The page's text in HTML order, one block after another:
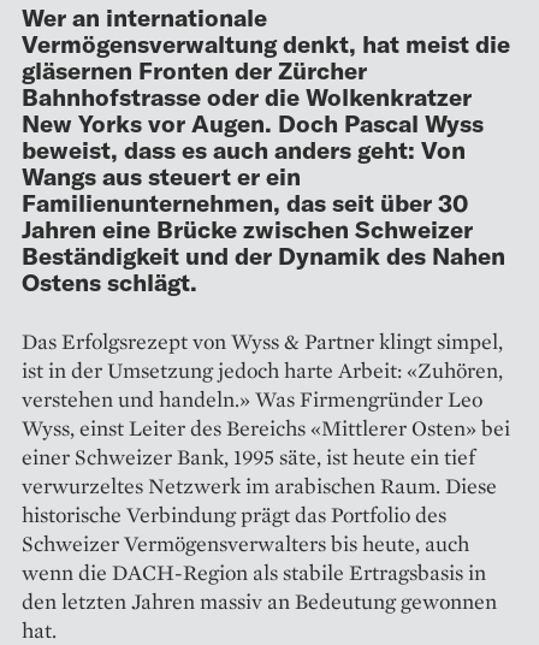
Wer an internationale
Vermögensverwaltung denkt, hat meist die
gläsernen Fronten der Zürcher
Bahnhofstrasse oder die Wolkenkratzer
New Yorks vor Augen. Doch Pascal Wyss
beweist, dass es auch anders geht: Von
Wangs aus steuert er ein
Familienunternehmen, das seit über 30
Jahren eine Brücke zwischen Schweizer
Beständigkeit und der Dynamik des Nahen
Ostens schlägt.
Das Erfolgsrezept von Wyss & Partner klingt simpel,
ist in der Umsetzung jedoch harte Arbeit: «Zuhören,
verstehen und handeln.» Was Firmengründer Leo
Wyss, einst Leiter des Bereichs «Mittlerer Osten» bei
einer Schweizer Bank, 1995 säte, ist heute ein tief
verwurzeltes Netzwerk im arabischen Raum. Diese
historische Verbindung prägt das Portfolio des
Schweizer Vermögensverwalters bis heute, auch
wenn die DACH-­Region als stabile Ertragsbasis in
den letzten Jahren massiv an Bedeutung ge­wonnen
hat.